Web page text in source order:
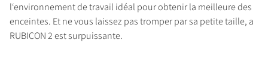
l‘environnement de travail idéal pour obtenir la meilleure des
enceintes. Et ne vous laissez pas tromper par sa petite taille, a
RUBICON 2 est surpuissante.